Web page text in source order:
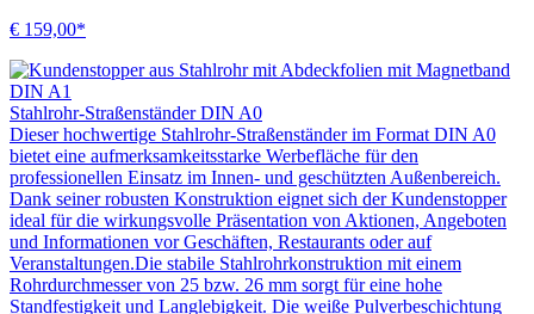
€ 159,00*
Stahlrohr-Straßenständer DIN A0
Dieser hochwertige Stahlrohr-Straßenständer im Format DIN A0
bietet eine aufmerksamkeitsstarke Werbefläche für den
professionellen Einsatz im Innen- und geschützten Außenbereich.
Dank seiner robusten Konstruktion eignet sich der Kundenstopper
ideal für die wirkungsvolle Präsentation von Aktionen, Angeboten
und Informationen vor Geschäften, Restaurants oder auf
Veranstaltungen.Die stabile Stahlrohrkonstruktion mit einem
Rohrdurchmesser von 25 bzw. 26 mm sorgt für eine hohe
Standfestigkeit und Langlebigkeit. Die weiße Pulverbeschichtung